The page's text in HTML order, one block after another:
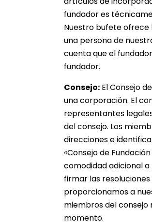
fundador es
Nuestro bufete ofrece
una persona de
cuenta que el
fundador.
Consejo: El Consejo
una corporación. El
representantes
del consejo. Los
direcciones e
«Consejo de
comodidad adicional
firmar las
proporcionamos a
miembros del
momento.